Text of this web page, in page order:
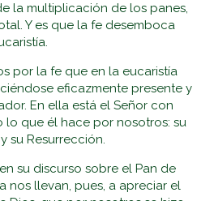
la multiplicación de los panes,
Y es que la fe desemboca
por la fe que en la eucaristía
eficazmente presente y
En ella está el Señor con
que él hace por nosotros: su
su Resurrección.
su discurso sobre el Pan de
nos llevan, pues, a apreciar el